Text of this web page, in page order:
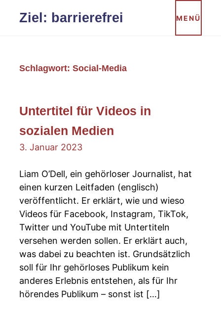
InhaltZiel: barrierefrei MENÜ
Schlagwort: Social-Media
Untertitel für Videos in
sozialen Medien
3. Januar 2023
Liam O’Dell, ein gehörloser Journalist, hat
einen kurzen Leitfaden (englisch)
veröffentlicht. Er erklärt, wie und wieso
Videos für Facebook, Instagram, TikTok,
Twitter und YouTube mit Untertiteln
versehen werden sollen. Er erklärt auch,
was dabei zu beachten ist. Grundsätzlich
soll für Ihr gehörloses Publikum kein
anderes Erlebnis entstehen, als für Ihr
hörendes Publikum – sonst ist […]